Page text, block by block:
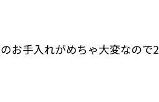
お手入れがめちゃ大変なので2